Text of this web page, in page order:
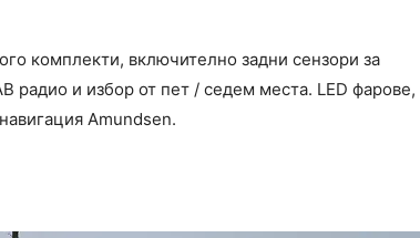
комплекти, включително задни сензори за
радио и избор от пет / седем места. LED фарове,
Amundsen.